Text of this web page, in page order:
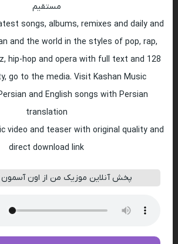
مستقیم
songs, albums, remixes and daily and
and the world in the styles of pop, rap,
hip-hop and opera with full text and 128
go to the media. Visit Kashan Music
and English songs with Persian
translation
video and teaser with original quality and
direct download link
پخش آنلاین موزیک من از اون آسمون